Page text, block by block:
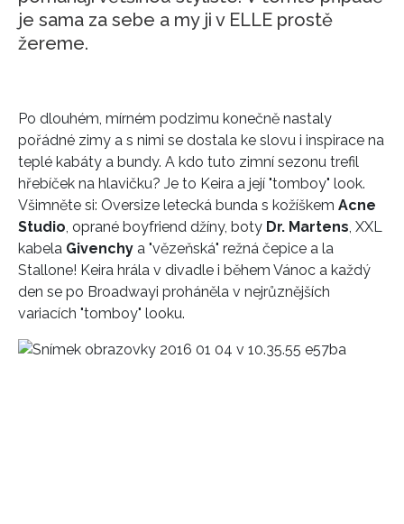
je sama za sebe a my ji v ELLE prostě
žereme.
Po dlouhém, mírném podzimu konečně nastaly
pořádné zimy a s nimi se dostala ke slovu i inspirace na
teplé kabáty a bundy. A kdo tuto zimní sezonu trefil
hřebíček na hlavičku? Je to Keira a její "tomboy" look.
Všimněte si: Oversize letecká bunda s kožíškem Acne
Studio, oprané boyfriend džíny, boty Dr. Martens, XXL
kabela Givenchy a "vězeňská" režná čepice a la
Stallone! Keira hrála v divadle i během Vánoc a každý
den se po Broadwayi proháněla v nejrůznějších
variacích "tomboy" looku.